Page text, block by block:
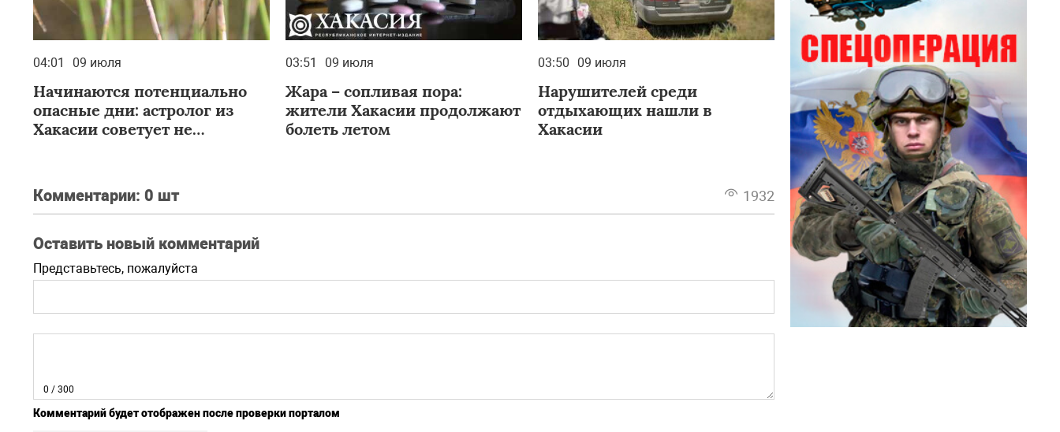
04:01 09 июля
Начинаются потенциально
опасные дни: астролог из
Хакасии советует не
03:51 09 июля
Жара – сопливая пора:
жители Хакасии продолжают
болеть летом
03:50 09 июля
Нарушителей среди
отдыхающих нашли в
Хакасии
Комментарии: 0 шт 1932
Оставить новый комментарий
Представьтесь, пожалуйста
0 / 300
Комментарий будет отображен после проверки порталом